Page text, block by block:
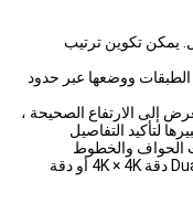
يمكن تكوين ترتيب
الطبقات ووضعها عبر حدود
إلى الارتفاع الصحيحة ،
لتأكيد التفاصيل
5. تدعم بطاقات الإدخال والتسجيل Dual-Link DVI دقة 4K × 4K أو دقة